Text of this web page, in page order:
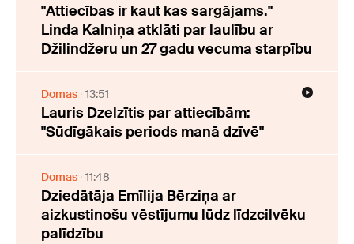
"Attiecības ir kaut kas sargājams."
Linda Kalniņa atklāti par laulību ar
Džilindžeru un 27 gadu vecuma starpību
Domas 13:51
Lauris Dzelzītis par attiecībām:
"Sūdīgākais periods manā dzīvē"
Domas 11:48
Dziedātāja Emīlija Bērziņa ar
aizkustinošu vēstījumu lūdz līdzcilvēku
palīdzību